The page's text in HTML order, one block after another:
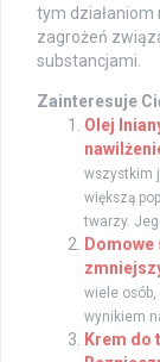
tym
zagrożeń
substancjami.
Zainteresuje
Olej
wszystkim
większą
twarzy.
Domowe
wiele
wynikiem
Krem do